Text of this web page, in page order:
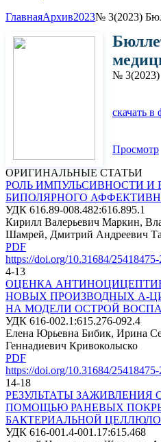
ГлавнаяАрхив2023№ 3(2023)
№ 3(2023)
скачать в
Просмотр
ОРИГИНАЛЬНЫЕ СТАТЬИ
РОЛЬ ИМПУЛЬСИВНОСТИ И
БИПОЛЯРНОГО
УДК 616.89-008.482:616.895.1
Кирилл Валерьевич Маркин,
Шамрей, Дмитрий Андреевич
PDF
https://doi.org/10.31684/
4-13
ОЦЕНКА
НОВЫХ ПРОИЗВОДНЫХ Α-
НА МОДЕЛИ ОСТРОЙ
УДК 616-002.1:615.276-092.4
Елена Юрьевна Бибик, Ирина
Геннадиевич Кривоколыско
PDF
https://doi.org/10.31684/
14-18
РЕЗУЛЬТАТЫ ЗАЖИВЛЕНИЯ
ПОМОЩЬЮ РАНЕВЫХ
БАКТЕРИАЛЬНОЙ
УДК 616-001.4-001.17:615.468